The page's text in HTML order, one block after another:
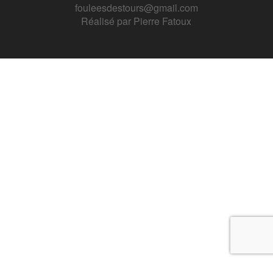
fouleesdestours@gmail.com
Réalisé par Pierre Fatoux